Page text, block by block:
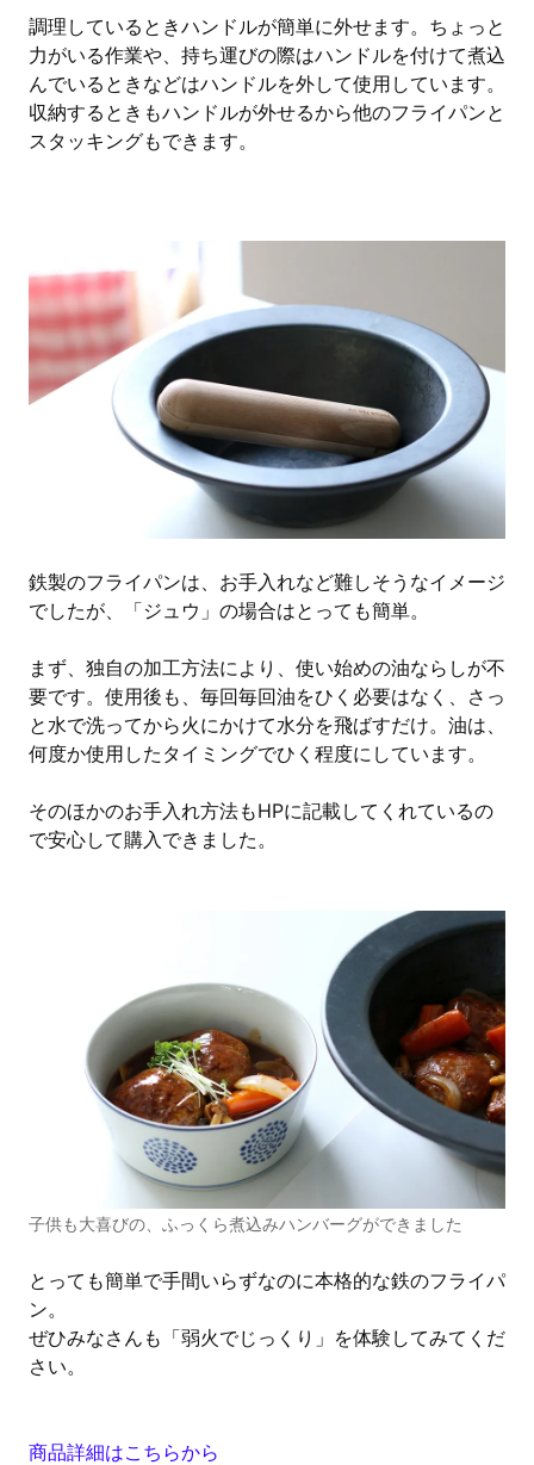
調理しているときハンドルが簡単に外せます。ちょっと
力がいる作業や、持ち運びの際はハンドルを付けて煮込
んでいるときなどはハンドルを外して使用しています。
収納するときもハンドルが外せるから他のフライパンと
スタッキングもできます。
鉄製のフライパンは、お手入れなど難しそうなイメージ
でしたが、「ジュウ」の場合はとっても簡単。
まず、独自の加工方法により、使い始めの油ならしが不
要です。使用後も、毎回毎回油をひく必要はなく、さっ
と水で洗ってから火にかけて水分を飛ばすだけ。油は、
何度か使用したタイミングでひく程度にしています。
そのほかのお手入れ方法もHPに記載してくれているの
で安心して購入できました。
子供も大喜びの、ふっくら煮込みハンバーグができました
とっても簡単で手間いらずなのに本格的な鉄のフライパ
ン。
ぜひみなさんも「弱火でじっくり」を体験してみてくだ
さい。
商品詳細はこちらから